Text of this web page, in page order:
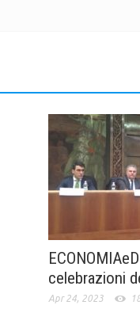
celebrazioni
Apr 24, 2023